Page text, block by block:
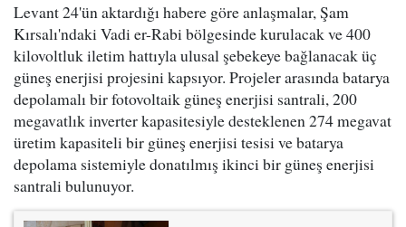
Levant 24'ün aktardığı habere göre anlaşmalar, Şam
Kırsalı'ndaki Vadi er-Rabi bölgesinde kurulacak ve 400
kilovoltluk iletim hattıyla ulusal şebekeye bağlanacak üç
güneş enerjisi projesini kapsıyor. Projeler arasında batarya
depolamalı bir fotovoltaik güneş enerjisi santrali, 200
megavatlık inverter kapasitesiyle desteklenen 274 megavat
üretim kapasiteli bir güneş enerjisi tesisi ve batarya
depolama sistemiyle donatılmış ikinci bir güneş enerjisi
santrali bulunuyor.